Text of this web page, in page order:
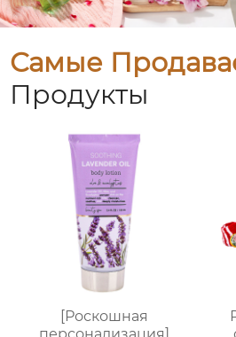
Самые
Продукты
[Роскошная